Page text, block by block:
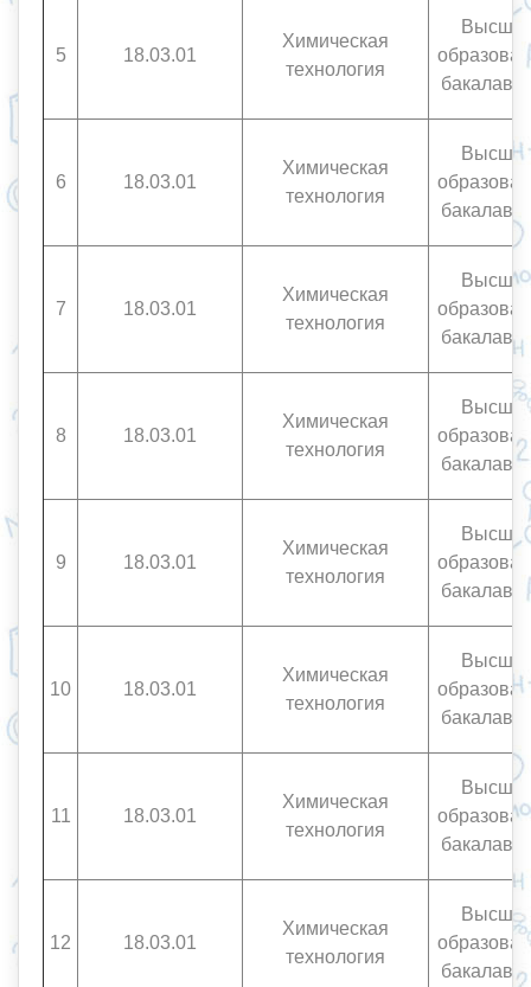
5 18.03.01
Химическая
технология
6 18.03.01
Химическая
технология
7 18.03.01
Химическая
технология
8 18.03.01
Химическая
технология
9 18.03.01
Химическая
технология
10 18.03.01
Химическая
технология
11 18.03.01
Химическая
технология
12 18.03.01
Химическая
технология